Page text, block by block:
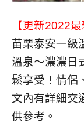
【更新2022最
苗栗泰安一級
溫泉〜濃濃日
鬆享受！情侶
文內有詳細交
供參考。